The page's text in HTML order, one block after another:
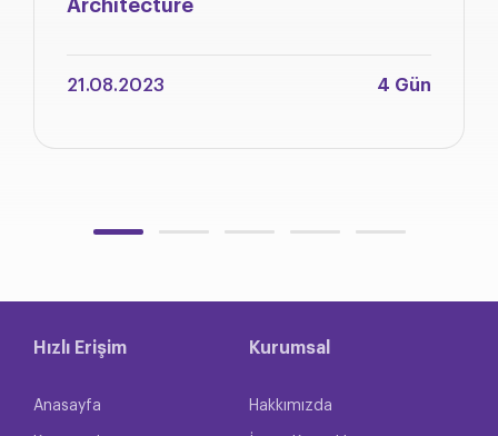
Architecture
21.08.2023 4 Gün
Hızlı Erişim
Anasayfa
Kurumsal
Hakkımızda